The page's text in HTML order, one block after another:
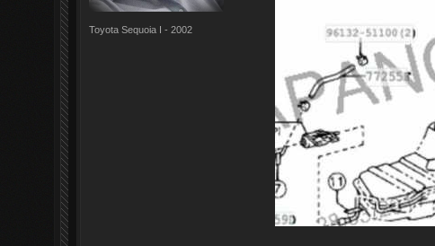
Toyota Sequoia I - 2002